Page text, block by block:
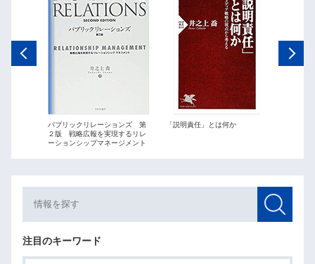
パブリックリレーションズ 第
２版 戦略広報を実現するリレ
ーションシップマネージメント
「説明責任」とは何か
注目のキーワード